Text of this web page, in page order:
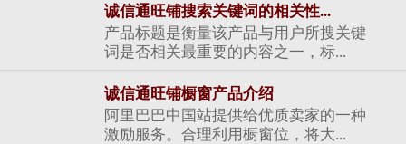
诚信通旺铺搜索关键词的相关性...
产品标题是衡量该产品与用户所搜关键
词是否相关最重要的内容之一，标...
诚信通旺铺橱窗产品介绍
阿里巴巴中国站提供给优质卖家的一种
激励服务。合理利用橱窗位，将大...